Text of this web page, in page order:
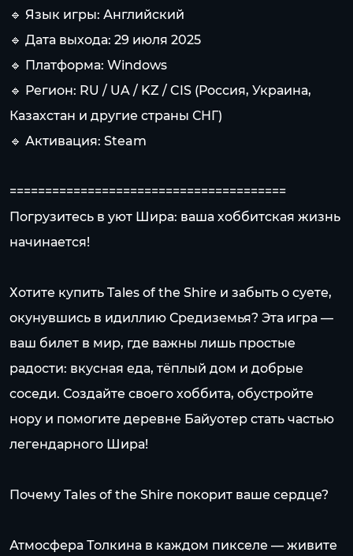
🔹 Язык игры: Английский
🔹 Дата выхода: 29 июля 2025
🔹 Платформа: Windows
🔹 Регион: RU / UA / KZ / CIS (Россия, Украина,
Казахстан и другие страны СНГ)
🔹 Активация: Steam
=======================================
Погрузитесь в уют Шира: ваша хоббитская жизнь
начинается!
Хотите купить Tales of the Shire и забыть о суете,
окунувшись в идиллию Средиземья? Эта игра —
ваш билет в мир, где важны лишь простые
радости: вкусная еда, тёплый дом и добрые
соседи. Создайте своего хоббита, обустройте
нору и помогите деревне Байуотер стать частью
легендарного Шира!
Почему Tales of the Shire покорит ваше сердце?
Атмосфера Толкина в каждом пикселе — живите